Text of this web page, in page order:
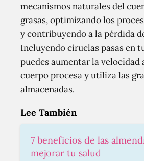
mecanismos naturales del
grasas, optimizando los
y contribuyendo a la pérdida
Incluyendo ciruelas pasas en
puedes aumentar la velocidad
cuerpo procesa y utiliza las
almacenadas.
Lee También
7 beneficios de las
mejorar tu salud